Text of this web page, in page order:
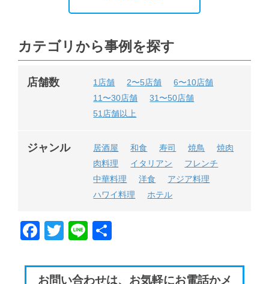
カテゴリから事例を探す
店舗数 1店舗 2〜5店舗
6〜10店舗
11〜30店舗
31〜50店舗
51店舗以上
ジャンル 居酒屋 和食 寿司 焼鳥
焼肉
肉料理
イタリアン
フレンチ
中華料理
洋食
アジア料理
ハワイ料理
ホテル
F
c
T
tt
Li
e
お問い合わせは、お気軽にお電話かメ